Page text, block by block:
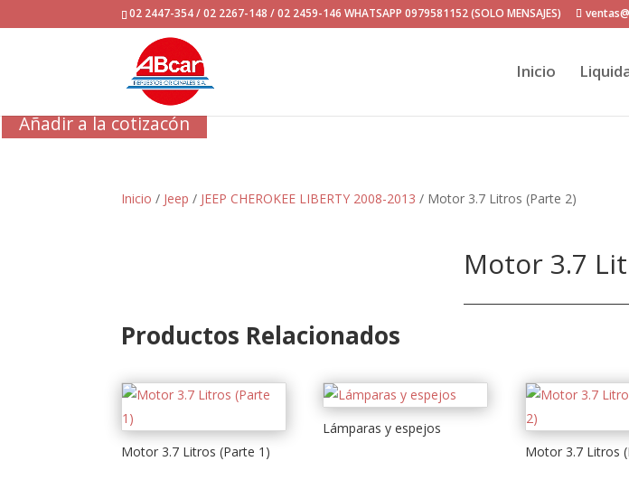
02 2447-354 / 02 2267-148 / 02 2459-146 WHATSAPP 0979581152 (SOLO MENSAJES)
Inicio
Añadir a la cotizacón
Inicio / Jeep / JEEP CHEROKEE LIBERTY 2008-2013 / Motor 3.7 Litros (Parte 2)
Motor 3.7
Productos Relacionados
Motor 3.7 Litros (Parte 1)
Lámparas y espejos
Motor 3.7 Litros